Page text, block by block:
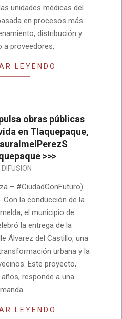
unidades médicas del
en procesos más
distribución y
a proveedores,
LEYENDO
obras públicas
en Tlaquepaque,
>>>
DIFUSION
– #CiudadConFuturo)
Con la conducción de la
el municipio de
la entrega de la
Álvarez del Castillo, una
urbana y la
Este proyecto,
responde a una
LEYENDO